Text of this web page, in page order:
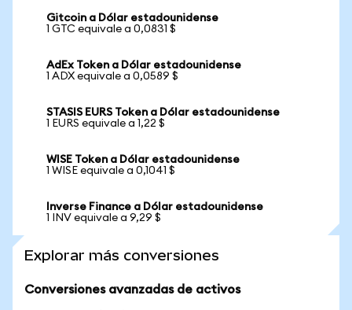
Gitcoin a Dólar estadounidense
1 GTC equivale a 0,0831 $
AdEx Token a Dólar estadounidense
1 ADX equivale a 0,0589 $
STASIS EURS Token a Dólar estadounidense
1 EURS equivale a 1,22 $
WISE Token a Dólar estadounidense
1 WISE equivale a 0,1041 $
Inverse Finance a Dólar estadounidense
1 INV equivale a 9,29 $
Explorar más conversiones
Conversiones avanzadas de activos